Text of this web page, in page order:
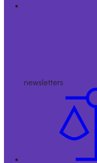
newsletters